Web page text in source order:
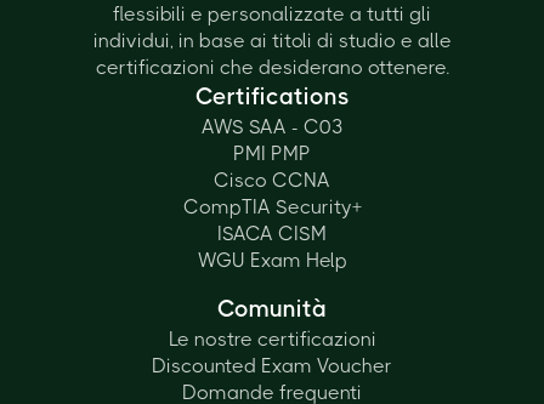
flessibili e personalizzate a tutti gli
individui, in base ai titoli di studio e alle
certificazioni che desiderano ottenere.
Certifications
AWS SAA - C03
PMI PMP
Cisco CCNA
CompTIA Security+
ISACA CISM
WGU Exam Help
Comunità
Le nostre certificazioni
Discounted Exam Voucher
Domande frequenti